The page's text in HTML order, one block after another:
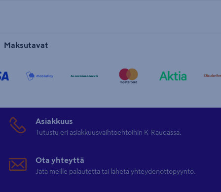
Maksutavat
Asiakkuus
Tutustu eri asiakkuusvaihtoehtoihin K-Raudassa.
Ota yhteyttä
Jätä meille palautetta tai lähetä yhteydenottopyyntö.